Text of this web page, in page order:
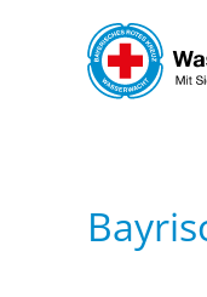
Skip to main